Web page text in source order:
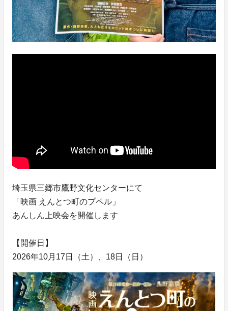
埼玉県三郷市鷹野文化センターにて
「映画 えんとつ町のプペル」
あんしん上映会を開催します
【開催日】
2026年10月17日（土）、18日（日）